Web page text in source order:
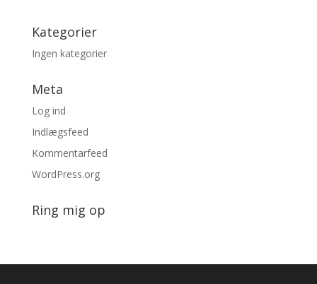
Kategorier
Ingen kategorier
Meta
Log ind
Indlægsfeed
Kommentarfeed
WordPress.org
Ring mig op